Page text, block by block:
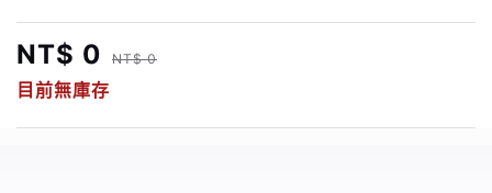
NT$ 0 NT$ 0
目前無庫存